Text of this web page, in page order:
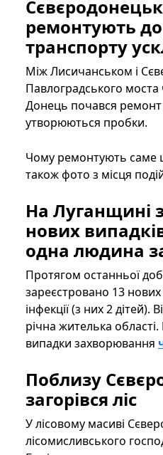
ремонтують
транспорту
Між Лисичанськом і
Павлоградського моста
Донець почався ремонт
утворюються пробки.
Чому ремонтують саме
також фото з місця
На Луганщині
нових
одна людина
Протягом останньої
зареєстровано 13 нових
інфекції (з них 2 дітей).
річна жителька
випадки захворювання
Поблизу
загорівся ліс
У лісовому масиві
лісомисливського